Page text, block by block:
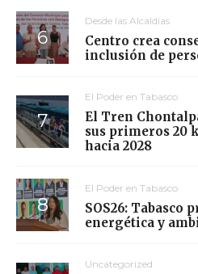
Desde las Alcaldías
Centro crea
inclusión de
El Poder en Tabasco
El Tren
sus primeros 20
hacia 2028
El Poder en Tabasco
SOS26: Tabasco
energética y
Uncategorized